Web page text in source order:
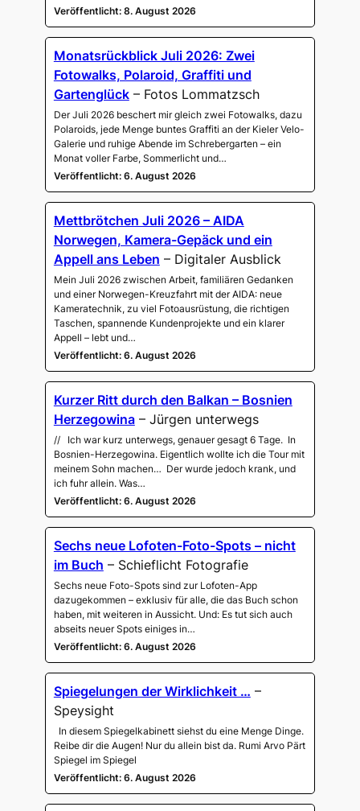
Veröffentlicht: 8. August 2026
Monatsrückblick Juli 2026: Zwei
Fotowalks, Polaroid, Graffiti und
Gartenglück– Fotos Lommatzsch
Der Juli 2026 beschert mir gleich zwei Fotowalks, dazu
Polaroids, jede Menge buntes Graffiti an der Kieler Velo-
Galerie und ruhige Abende im Schrebergarten – ein
Monat voller Farbe, Sommerlicht und…
Veröffentlicht: 6. August 2026
Mettbrötchen Juli 2026 – AIDA
Norwegen, Kamera-Gepäck und ein
Appell ans Leben – Digitaler Ausblick
Mein Juli 2026 zwischen Arbeit, familiären Gedanken
und einer Norwegen-Kreuzfahrt mit der AIDA: neue
Kameratechnik, zu viel Fotoausrüstung, die richtigen
Taschen, spannende Kundenprojekte und ein klarer
Appell – lebt und…
Veröffentlicht: 6. August 2026
Kurzer Ritt durch den Balkan – Bosnien
Herzegowina– Jürgen unterwegs
// Ich war kurz unterwegs, genauer gesagt 6 Tage. In
Bosnien-Herzegowina. Eigentlich wollte ich die Tour mit
meinem Sohn machen… Der wurde jedoch krank, und
ich fuhr allein. Was…
Veröffentlicht: 6. August 2026
Sechs neue Lofoten-Foto-Spots – nicht
im Buch – Schieflicht Fotografie
Sechs neue Foto-Spots sind zur Lofoten-App
dazugekommen – exklusiv für alle, die das Buch schon
haben, mit weiteren in Aussicht. Und: Es tut sich auch
abseits neuer Spots einiges in…
Veröffentlicht: 6. August 2026
Spiegelungen der Wirklichkeit … –
Speysight
In diesem Spiegelkabinett siehst du eine Menge Dinge.
Reibe dir die Augen! Nur du allein bist da. Rumi Arvo Pärt
Spiegel im Spiegel
Veröffentlicht: 6. August 2026